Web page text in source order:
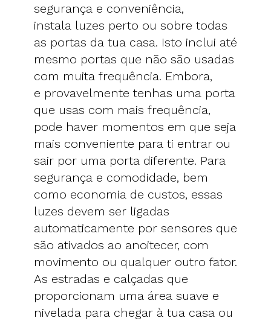
segurança e conveniência,
instala luzes perto ou sobre todas
as portas da tua casa. Isto inclui até
mesmo portas que não são usadas
com muita frequência. Embora,
e provavelmente tenhas uma porta
que usas com mais frequência,
pode haver momentos em que seja
mais conveniente para ti entrar ou
sair por uma porta diferente. Para
segurança e comodidade, bem
como economia de custos, essas
luzes devem ser ligadas
automaticamente por sensores que
são ativados ao anoitecer, com
movimento ou qualquer outro fator.
As estradas e calçadas que
proporcionam uma área suave e
nivelada para chegar à tua casa ou